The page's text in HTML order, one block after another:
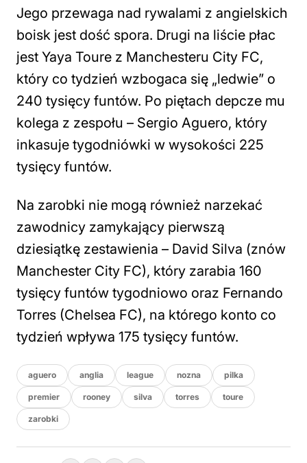
Jego przewaga nad rywalami z angielskich
boisk jest dość spora. Drugi na liście płac
jest Yaya Toure z Manchesteru City FC,
który co tydzień wzbogaca się „ledwie” o
240 tysięcy funtów. Po piętach depcze mu
kolega z zespołu – Sergio Aguero, który
inkasuje tygodniówki w wysokości 225
tysięcy funtów.
Na zarobki nie mogą również narzekać
zawodnicy zamykający pierwszą
dziesiątkę zestawienia – David Silva (znów
Manchester City FC), który zarabia 160
tysięcy funtów tygodniowo oraz Fernando
Torres (Chelsea FC), na którego konto co
tydzień wpływa 175 tysięcy funtów.
aguero anglia league nozna pilka
premier rooney silva torres toure
zarobki